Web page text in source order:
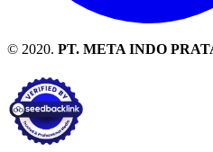
© 2020. PT. META INDO